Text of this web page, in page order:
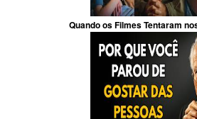
Quando os Filmes Tentaram